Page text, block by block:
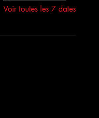
Voir toutes les 7 dates